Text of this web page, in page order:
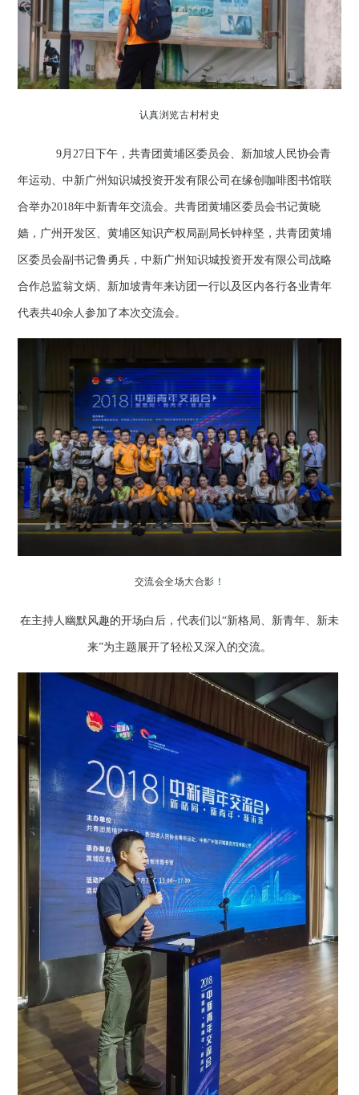
认真浏览古村村史
9月27日下午，共青团黄埔区委员会、新加坡人民协会青
年运动、中新广州知识城投资开发有限公司在缘创咖啡图书馆联
合举办2018年中新青年交流会。共青团黄埔区委员会书记黄晓
嫱，广州开发区、黄埔区知识产权局副局长钟梓坚，共青团黄埔
区委员会副书记鲁勇兵，中新广州知识城投资开发有限公司战略
合作总监翁文炳、新加坡青年来访团一行以及区内各行各业青年
代表共40余人参加了本次交流会。
交流会全场大合影！
在主持人幽默风趣的开场白后，代表们以“新格局、新青年、新未
来”为主题展开了轻松又深入的交流。